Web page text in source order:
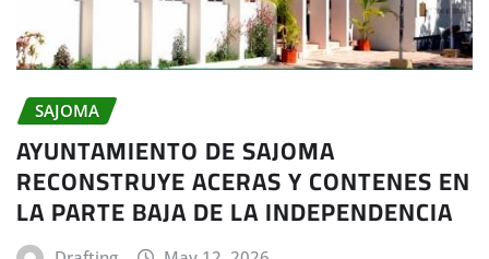
SAJOMA
AYUNTAMIENTO DE SAJOMA
RECONSTRUYE ACERAS Y CONTENES EN
LA PARTE BAJA DE LA INDEPENDENCIA